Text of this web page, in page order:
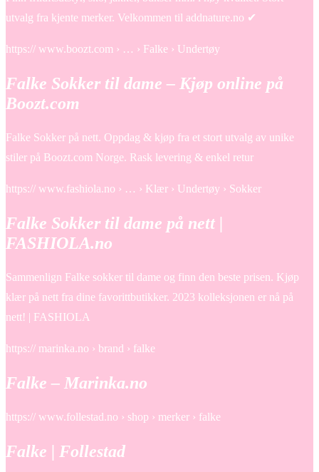
utvalg fra kjente merker. Velkommen til addnature.no ✔
https:// www.boozt.com › … › Falke › Undertøy
Falke Sokker til dame – Kjøp online på
Boozt.com
Falke Sokker på nett. Oppdag & kjøp fra et stort utvalg av unike
stiler på Boozt.com Norge. Rask levering & enkel retur
https:// www.fashiola.no › … › Klær › Undertøy › Sokker
Falke Sokker til dame på nett |
FASHIOLA.no
Sammenlign Falke sokker til dame og finn den beste prisen. Kjøp
klær på nett fra dine favorittbutikker. 2023 kolleksjonen er nå på
nett! | FASHIOLA
https:// marinka.no › brand › falke
Falke – Marinka.no
https:// www.follestad.no › shop › merker › falke
Falke | Follestad